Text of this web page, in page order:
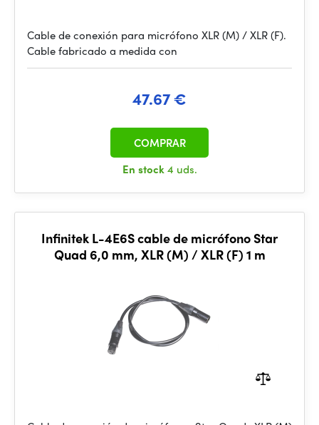
Cable de conexión para micrófono XLR (M) / XLR (F).
Cable fabricado a medida con
47.67 €
En stock4 uds.
COMPRAR
Infinitek L-4E6S cable de micrófono Star
Quad 6,0 mm, XLR (M) / XLR (F) 1 m